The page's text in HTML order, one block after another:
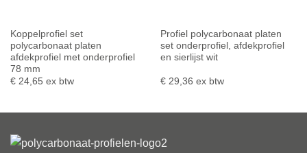
Koppelprofiel set
polycarbonaat platen
afdekprofiel met onderprofiel
78 mm
€24,65 ex btw
Profiel polycarbonaat platen
set onderprofiel, afdekprofiel
en sierlijst wit
€29,36 ex btw